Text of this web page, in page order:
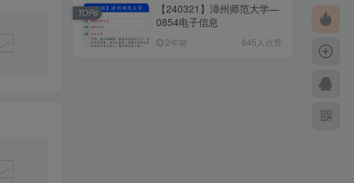
【240321】漳州师范大学—
0854电子信息
2年前 645人点赞
TOP6